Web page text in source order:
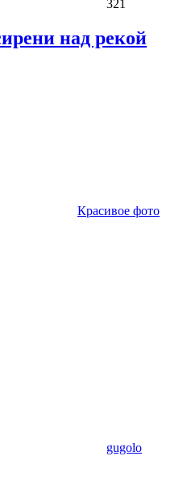
321
над рекой
Красивое фото
gugolo